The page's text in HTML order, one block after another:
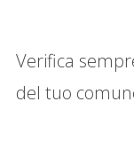
Verifica
del tuo